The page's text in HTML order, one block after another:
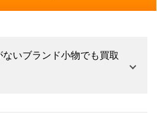
いブランド小物でも買取